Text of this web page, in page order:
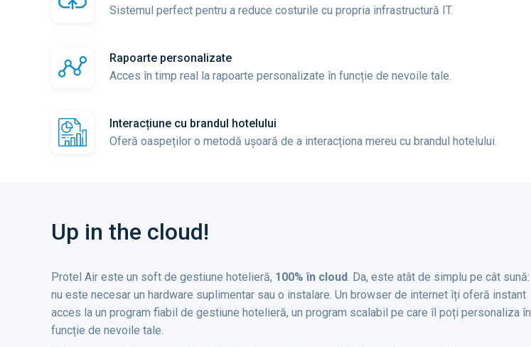
Sistemul perfect pentru a reduce costurile cu propria infrastructură IT.
Rapoarte personalizate
Acces în timp real la rapoarte personalizate în funcție de nevoile tale.
Interacțiune cu brandul hotelului
Oferă oaspeților o metodă ușoară de a interacționa mereu cu brandul hotelului.
Up in the cloud!
Protel Air este un soft de gestiune hotelieră, 100% în cloud . Da, este atât de simplu pe cât sună:
nu este necesar un hardware suplimentar sau o instalare. Un browser de internet îți oferă instant
acces la un program fiabil de gestiune hotelieră, un program scalabil pe care îl poți personaliza în
funcție de nevoile tale.